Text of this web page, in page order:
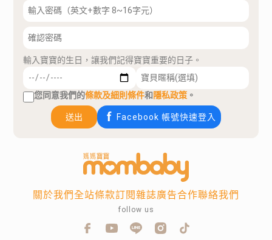
輸入寶寶的生日，讓我們記得寶寶重要的日子。
您同意我們的條款及細則條件和隱私政策 。
送出 Facebook 帳號快速登入
關於我們全站條款訂閱雜誌廣告合作聯絡我們
follow us